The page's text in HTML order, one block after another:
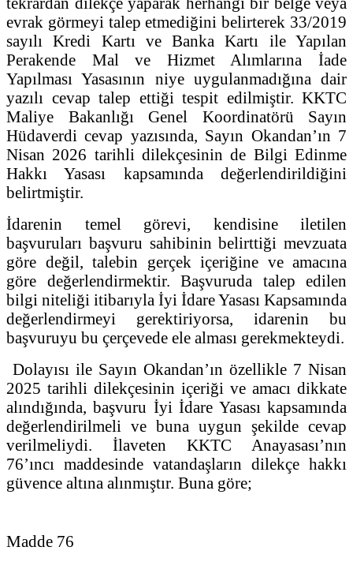
evrak görmeyi talep etmediğini belirterek 33/2019
sayılı Kredi Kartı ve Banka Kartı ile Yapılan
Perakende Mal ve Hizmet Alımlarına İade
Yapılması Yasasının niye uygulanmadığına dair
yazılı cevap talep ettiği tespit edilmiştir. KKTC
Maliye Bakanlığı Genel Koordinatörü Sayın
Hüdaverdi cevap yazısında, Sayın Okandan’ın 7
Nisan 2026 tarihli dilekçesinin de Bilgi Edinme
Hakkı Yasası kapsamında değerlendirildiğini
belirtmiştir.
İdarenin temel görevi, kendisine iletilen
başvuruları başvuru sahibinin belirttiği mevzuata
göre değil, talebin gerçek içeriğine ve amacına
göre değerlendirmektir. Başvuruda talep edilen
bilgi niteliği itibarıyla İyi İdare Yasası Kapsamında
değerlendirmeyi gerektiriyorsa, idarenin bu
başvuruyu bu çerçevede ele alması gerekmekteydi.
Dolayısı ile Sayın Okandan’ın özellikle 7 Nisan
2025 tarihli dilekçesinin içeriği ve amacı dikkate
alındığında, başvuru İyi İdare Yasası kapsamında
değerlendirilmeli ve buna uygun şekilde cevap
verilmeliydi. İlaveten KKTC Anayasası’nın
76’ıncı maddesinde vatandaşların dilekçe hakkı
güvence altına alınmıştır. Buna göre;
Madde 76